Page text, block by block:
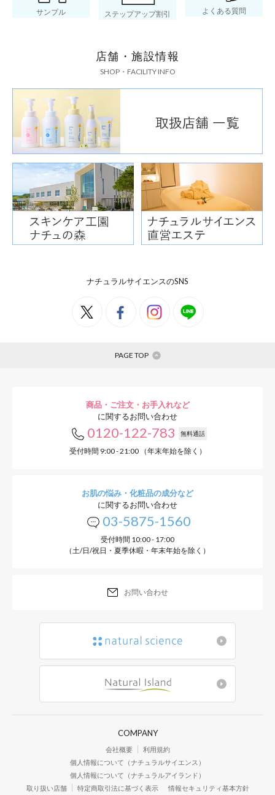
サンプル ステップアップ割引 よくある質問
店舗・施設情報
SHOP・FACILITY INFO
ナチュラルサイエンスのSNS
PAGE TOP
商品・ご注文・お手入れなど
に関するお問い合わせ
0120-122-783 無料通話
受付時間 9:00 - 21:00 （年末年始を除く）
お肌の悩み・化粧品の成分など
に関するお問い合わせ
03-5875-1560
受付時間 10:00 - 17:00
（土/日/祝日・夏季休暇・年末年始を除く）
お問い合わせ
COMPANY
会社概要
利用規約
個人情報について（ナチュラルサイエンス）
個人情報について（ナチュラルアイランド）
取り扱い店舗
特定商取引法に基づく表示 情報セキュリティ基本方針